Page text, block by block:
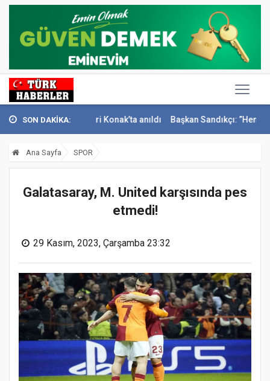
SON DAKİKA:
İsmail Sivri Konak’ta anıldı Başkan Sandıkçı:
Ana Sayfa SPOR
Galatasaray, M. United karşısında pes
etmedi!
29 Kasım, 2023, Çarşamba 23:32